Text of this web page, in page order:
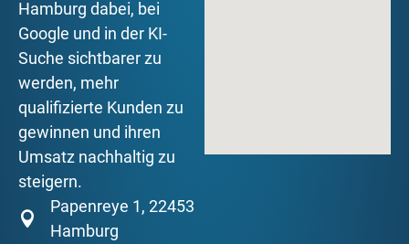
Hamburg dabei, bei
Google und in der KI-
Suche sichtbarer zu
werden, mehr
qualifizierte Kunden zu
gewinnen und ihren
Umsatz nachhaltig zu
steigern.
Papenreye 1, 22453
Hamburg